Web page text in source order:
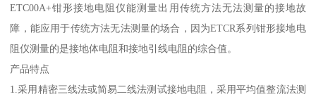
ETC00A+钳形接地电阻仪能测量出用传统方法无法测量的接地故
障，能应用于传统方法无法测量的场合，因为ETCR系列钳形接地电
阻仪测量的是接地体电阻和接地引线电阻的综合值。
产品特点
1.采用精密三线法或简易二线法测试接地电阻，采用平均值整流法测